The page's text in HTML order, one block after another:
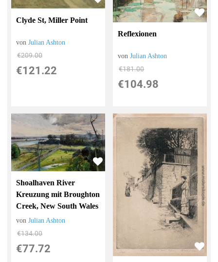
Clyde St, Miller Point
vonJulian Ashton
€209.00
€121.22
Reflexionen
vonJulian Ashton
€181.00
€104.98
Shoalhaven River
Kreuzung mit Broughton
Creek, New South Wales
vonJulian Ashton
€134.00
€77.72